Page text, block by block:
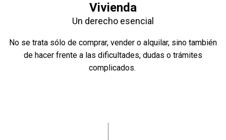
Vivienda
Un derecho esencial
No se trata sólo de comprar, vender o alquilar, sino también
de hacer frente a las dificultades, dudas o trámites
complicados.